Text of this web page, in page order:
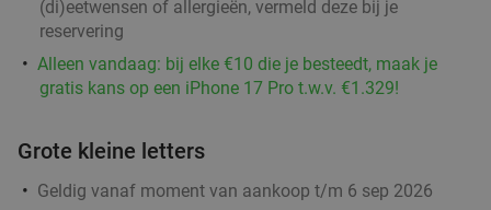
(di)eetwensen of allergieën, vermeld deze bij je
reservering
Alleen vandaag: bij elke €10 die je besteedt, maak je
gratis kans op een iPhone 17 Pro t.w.v. €1.329!
Grote kleine letters
Geldig vanaf moment van aankoop t/m 6 sep 2026